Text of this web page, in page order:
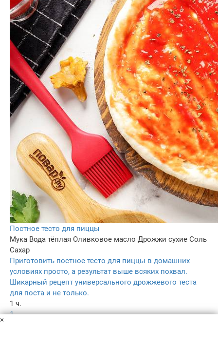
Постное тесто для пиццы
Мука Вода тёплая Оливковое масло Дрожжи сухие Соль
Сахар
Приготовить постное тесто для пиццы в домашних
условиях просто, а результат выше всяких похвал.
Шикарный рецепт универсального дрожжевого теста
для поста и не только.
1 ч.
1
×